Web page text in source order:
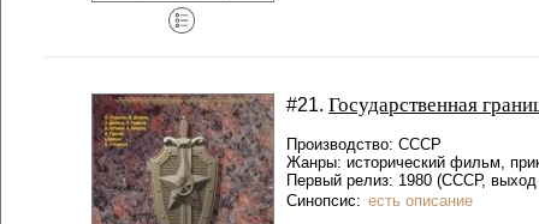
#21. Государственная
Производство: СССР
Жанры: исторический фильм,
Первый релиз: 1980 (СССР, выход
Синопсис: есть описание